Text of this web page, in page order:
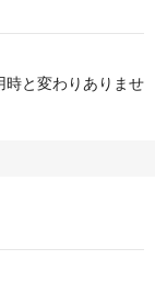
と変わりありませ